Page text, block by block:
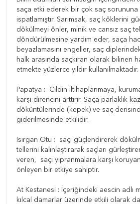
saça etki ederek bir çok saç sorununa
ispatlamıştır. Sarımsak, saç köklerini
dökülmeyi önler, minik ve cansız saç
döndürülmesine yardım eder, saça
beyazlamasını engeller, saç
halk arasında saçkıran olarak bilinen
etmekte yüzlerce yıldır kullanılmaktadır.
Papatya : Cildin iltihaplanmaya,
karşı direncini arttırır. Saça parlaklık
döküntülerinde (kepek) ve saç
giderilmesinde etkilidir.
Isırgan Otu : saçı güçlendirerek
tellerini kalınlaştırarak saçları
veren, saçı yıpranmalara karşı
önleyen bir etkiye sahiptir.
At Kestanesi : İçeriğindeki aescin adlı
kılcal damarlar üzerinde etkili olarak